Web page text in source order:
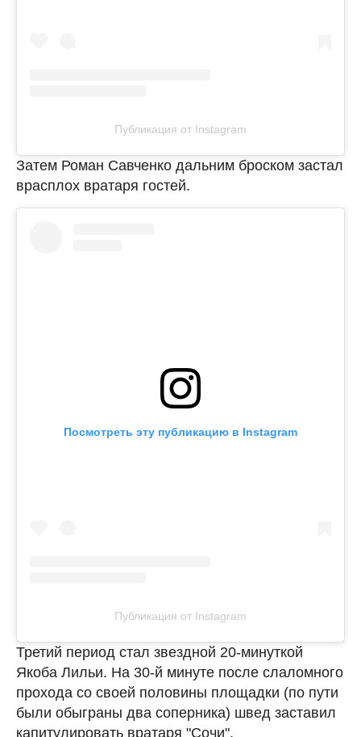
Публикация от Instagram
Затем Роман Савченко дальним броском застал
врасплох вратаря гостей.
Посмотреть эту публикацию в Instagram
Публикация от Instagram
Третий период стал звездной 20-минуткой
Якоба Лильи. На 30-й минуте после слаломного
прохода со своей половины площадки (по пути
были обыграны два соперника) швед заставил
капитулировать вратаря "Сочи".